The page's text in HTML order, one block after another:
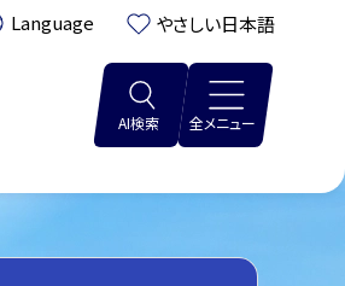
: やさしい日本語
AI検索 全メニュー